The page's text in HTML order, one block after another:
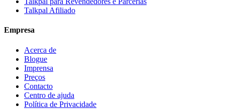
Talkpal Afiliado
Empresa
Acerca de
Blogue
Imprensa
Preços
Contacto
Centro de ajuda
Política de Privacidade